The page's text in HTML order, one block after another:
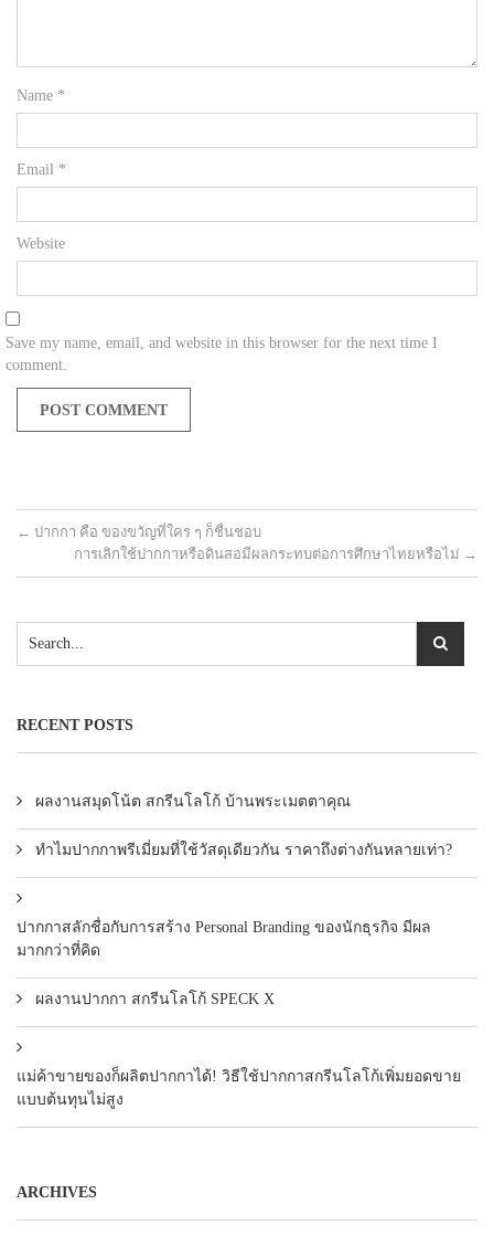
Name *
Email *
Website
Save my name, email, and website in this browser for the next time I
comment.
← ปากกา คือ ของขวัญที่ใคร ๆ ก็ชื่นชอบ
การเลิกใช้ปากกาหรือดินสอมีผลกระทบต่อการศึกษาไทยหรือไม่ →
RECENT POSTS
ผลงานสมุดโน้ต สกรีนโลโก้ บ้านพระเมตตาคุณ
ทำไมปากกาพรีเมี่ยมที่ใช้วัสดุเดียวกัน ราคาถึงต่างกันหลายเท่า?
ปากกาสลักชื่อกับการสร้าง Personal Branding ของนักธุรกิจ มีผล
มากกว่าที่คิด
ผลงานปากกา สกรีนโลโก้ SPECK X
แม่ค้าขายของก็ผลิตปากกาได้! วิธีใช้ปากกาสกรีนโลโก้เพิ่มยอดขาย
แบบต้นทุนไม่สูง
ARCHIVES